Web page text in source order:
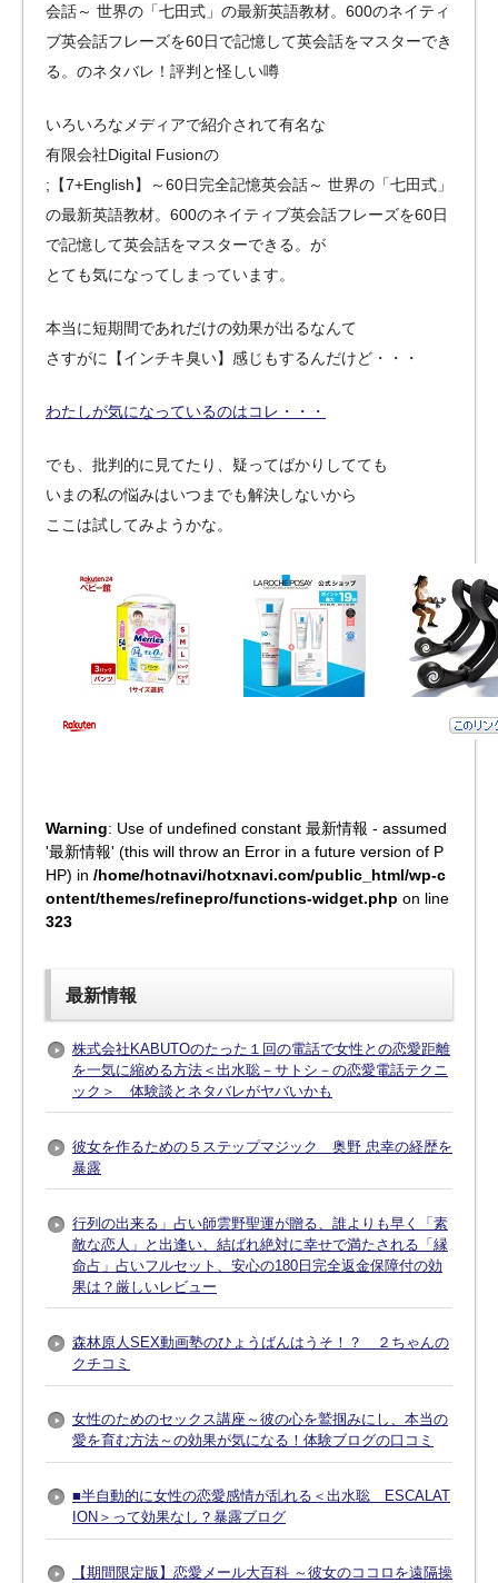
会話～ 世界の「七田式」の最新英語教材。600のネイティ
ブ英会話フレーズを60日で記憶して英会話をマスターでき
る。のネタバレ！評判と怪しい噂
いろいろなメディアで紹介されて有名な
有限会社Digital Fusionの
;【7+English】～60日完全記憶英会話～ 世界の「七田式」
の最新英語教材。600のネイティブ英会話フレーズを60日
で記憶して英会話をマスターできる。が
とても気になってしまっています。
本当に短期間であれだけの効果が出るなんて
さすがに【インチキ臭い】感じもするんだけど・・・
わたしが気になっているのはコレ・・・
でも、批判的に見てたり、疑ってばかりしてても
いまの私の悩みはいつまでも解決しないから
ここは試してみようかな。
Warning: Use of undefined constant 最新情報 - assumed
'最新情報' (this will throw an Error in a future version of P
HP) in /home/hotnavi/hotxnavi.com/public_html/wp-c
ontent/themes/refinepro/functions-widget.php on line
323
最新情報
株式会社KABUTOのたった１回の電話で女性との恋愛距離
を一気に縮める方法＜出水聡－サトシ－の恋愛電話テクニ
ック＞ 体験談とネタバレがヤバいかも
彼女を作るための５ステップマジック 奥野 忠幸の経歴を
暴露
行列の出来る」占い師雲野聖運が贈る、誰よりも早く「素
敵な恋人」と出逢い、結ばれ絶対に幸せで満たされる「縁
命占」占いフルセット、安心の180日完全返金保障付の効
果は？厳しいレビュー
森林原人SEX動画塾のひょうばんはうそ！？ ２ちゃんの
クチコミ
女性のためのセックス講座～彼の心を鷲掴みにし、本当の
愛を育む方法～の効果が気になる！体験ブログの口コミ
■半自動的に女性の恋愛感情が乱れる＜出水聡 ESCALAT
ION＞って効果なし？暴露ブログ
【期間限定版】恋愛メール大百科 ～彼女のココロを遠隔操